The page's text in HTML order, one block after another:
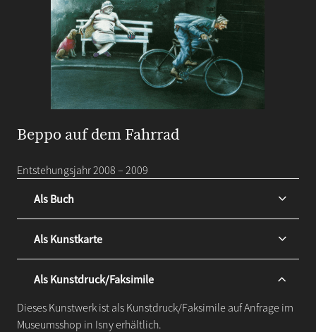
Beppo auf dem Fahrrad
Entstehungsjahr 2008 – 2009
Als Buch
Als Kunstkarte
Als Kunstdruck/Faksimile
Dieses Kunstwerk ist als Kunstdruck/Faksimile auf Anfrage im
Museumsshop in Isny erhältlich.